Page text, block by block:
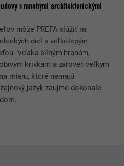
s mnohými architektonickými
môže PREFA slúžiť na
diel s veľkolepým
Vďaka silným hranám,
krivkám a zároveň veľkým
mieru, ktoré nemajú
jazyk zaujme dokonale